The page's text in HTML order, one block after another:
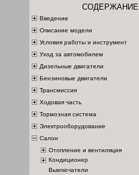
СОДЕРЖАНИЕ
Введение
Описание модели
Условия работы и инструмент
Уход за автомобилем
Дизельные двигатели
Бензиновые двигатели
Трансмиссия
Ходовая часть
Тормозная система
Электрооборудование
Салон
Отопление и вентиляция
Кондиционер
Выключатели